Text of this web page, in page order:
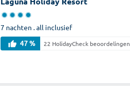
7 nachten . all inclusief
47 %
22 HolidayCheck beoordelingen